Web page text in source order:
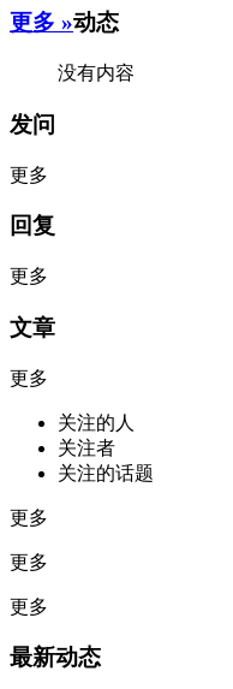
更多 »动态
没有内容
发问
更多
回复
更多
文章
更多
关注的人
关注者
关注的话题
更多
更多
更多
最新动态